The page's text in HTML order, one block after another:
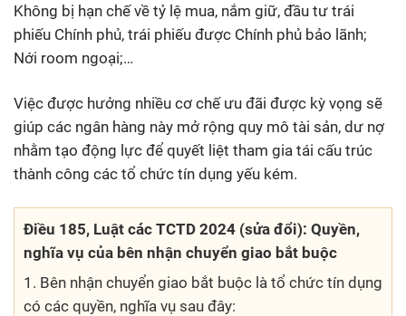
Không bị hạn chế về tỷ lệ mua, nắm giữ, đầu tư trái
phiếu Chính phủ, trái phiếu được Chính phủ bảo lãnh;
Nới room ngoại;…
Việc được hưởng nhiều cơ chế ưu đãi được kỳ vọng sẽ
giúp các ngân hàng này mở rộng quy mô tài sản, dư nợ
nhằm tạo động lực để quyết liệt tham gia tái cấu trúc
thành công các tổ chức tín dụng yếu kém.
Điều 185, Luật các TCTD 2024 (sửa đổi): Quyền,
nghĩa vụ của bên nhận chuyển giao bắt buộc
1. Bên nhận chuyển giao bắt buộc là tổ chức tín dụng
có các quyền, nghĩa vụ sau đây: